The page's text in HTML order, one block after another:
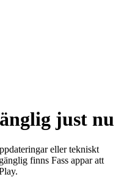
just nu
eller tekniskt
finns Fass appar att